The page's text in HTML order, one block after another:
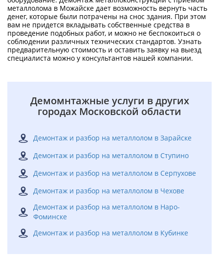
металлолома в Можайске дает возможность вернуть часть
денег, которые были потрачены на снос здания. При этом
вам не придется вкладывать собственные средства в
проведение подобных работ, и можно не беспокоиться о
соблюдении различных технических стандартов. Узнать
предварительную стоимость и оставить заявку на выезд
специалиста можно у консультантов нашей компании.
Демомнтажные услуги в других
городах Московской области
Демонтаж и разбор на металлолом в Зарайске
Демонтаж и разбор на металлолом в Ступино
Демонтаж и разбор на металлолом в Серпухове
Демонтаж и разбор на металлолом в Чехове
Демонтаж и разбор на металлолом в Наро-
Фоминске
Демонтаж и разбор на металлолом в Кубинке